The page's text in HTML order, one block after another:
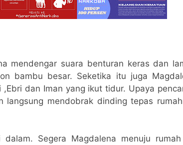
mendengar suara benturan keras dan
bambu besar. Seketika itu juga
dan Iman yang ikut tidur. Upaya
mendobrak dinding tepas
Segera Magdalena menuju rumah